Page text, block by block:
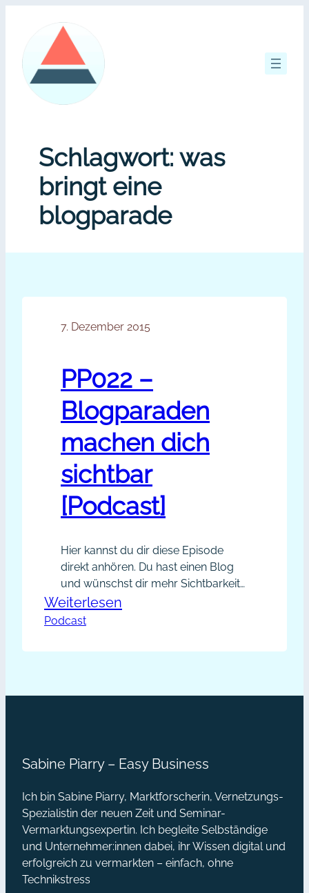
springen
Schlagwort: was
bringt eine
blogparade
7. Dezember 2015
PP022 –
Blogparaden
machen dich
sichtbar
[Podcast]
Hier kannst du dir diese Episode
direkt anhören. Du hast einen Blog
und wünschst dir mehr Sichtbarkeit?
Blogparaden sind eine geniale
Möglichkeit, dein Kontakte-Netzwerk
passend zu erweitern. Neben
Kooperationspartner und kannst
Weiterlesen
Podcast
Sabine Piarry – Easy Business
Ich bin Sabine Piarry, Marktforscherin, Vernetzungs-
Spezialistin der neuen Zeit und Seminar-
Vermarktungsexpertin. Ich begleite Selbständige
und Unternehmer:innen dabei, ihr Wissen digital und
erfolgreich zu vermarkten – einfach, ohne
Technikstress